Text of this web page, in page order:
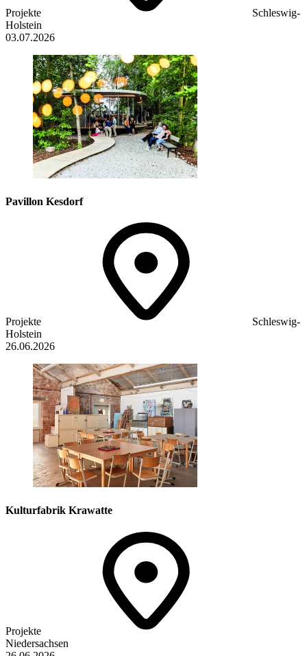
Projekte
Schleswig-
Holstein
03.07.2026
Pavillon Kesdorf
Projekte
Schleswig-
Holstein
26.06.2026
Kulturfabrik Krawatte
Projekte
Niedersachsen